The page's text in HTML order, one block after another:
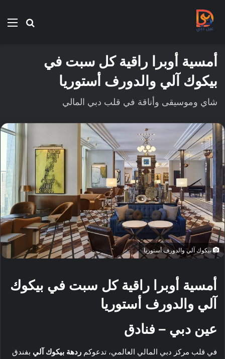
بحث
أمسية أوبرا راقية كل سبت في
بيكوك آلي والدورف أستوريا
شاي وموسيقى وأناقة في قلب دبي المالي
بيكوك آلي والدورف أستوريا
أمسية أوبرا راقية كل سبت في بيكوك
آلي والدورف أستوريا
عين دبي – فنادق
في قلب مركز دبي المالي العالمي، تدعوكم ردهة بيكوك آلي بفندق